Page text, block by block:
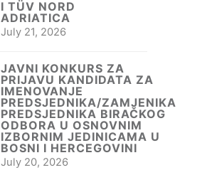
I TÜV NORD
ADRIATICA
July 21, 2026
JAVNI KONKURS ZA
PRIJAVU KANDIDATA ZA
IMENOVANJE
PREDSJEDNIKA/ZAMJENIKA
PREDSJEDNIKA BIRAČKOG
ODBORA U OSNOVNIM
IZBORNIM JEDINICAMA U
BOSNI I HERCEGOVINI
July 20, 2026